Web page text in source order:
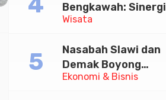
Wisata
Bengkawah: Sinergi
Desa Sikasur dan
Memajukan Wisata
serta UMKM Lokal
Ekonomi & Bisnis
Nasabah Slawi dan
Demak Boyong
Toyota Innova Zenix